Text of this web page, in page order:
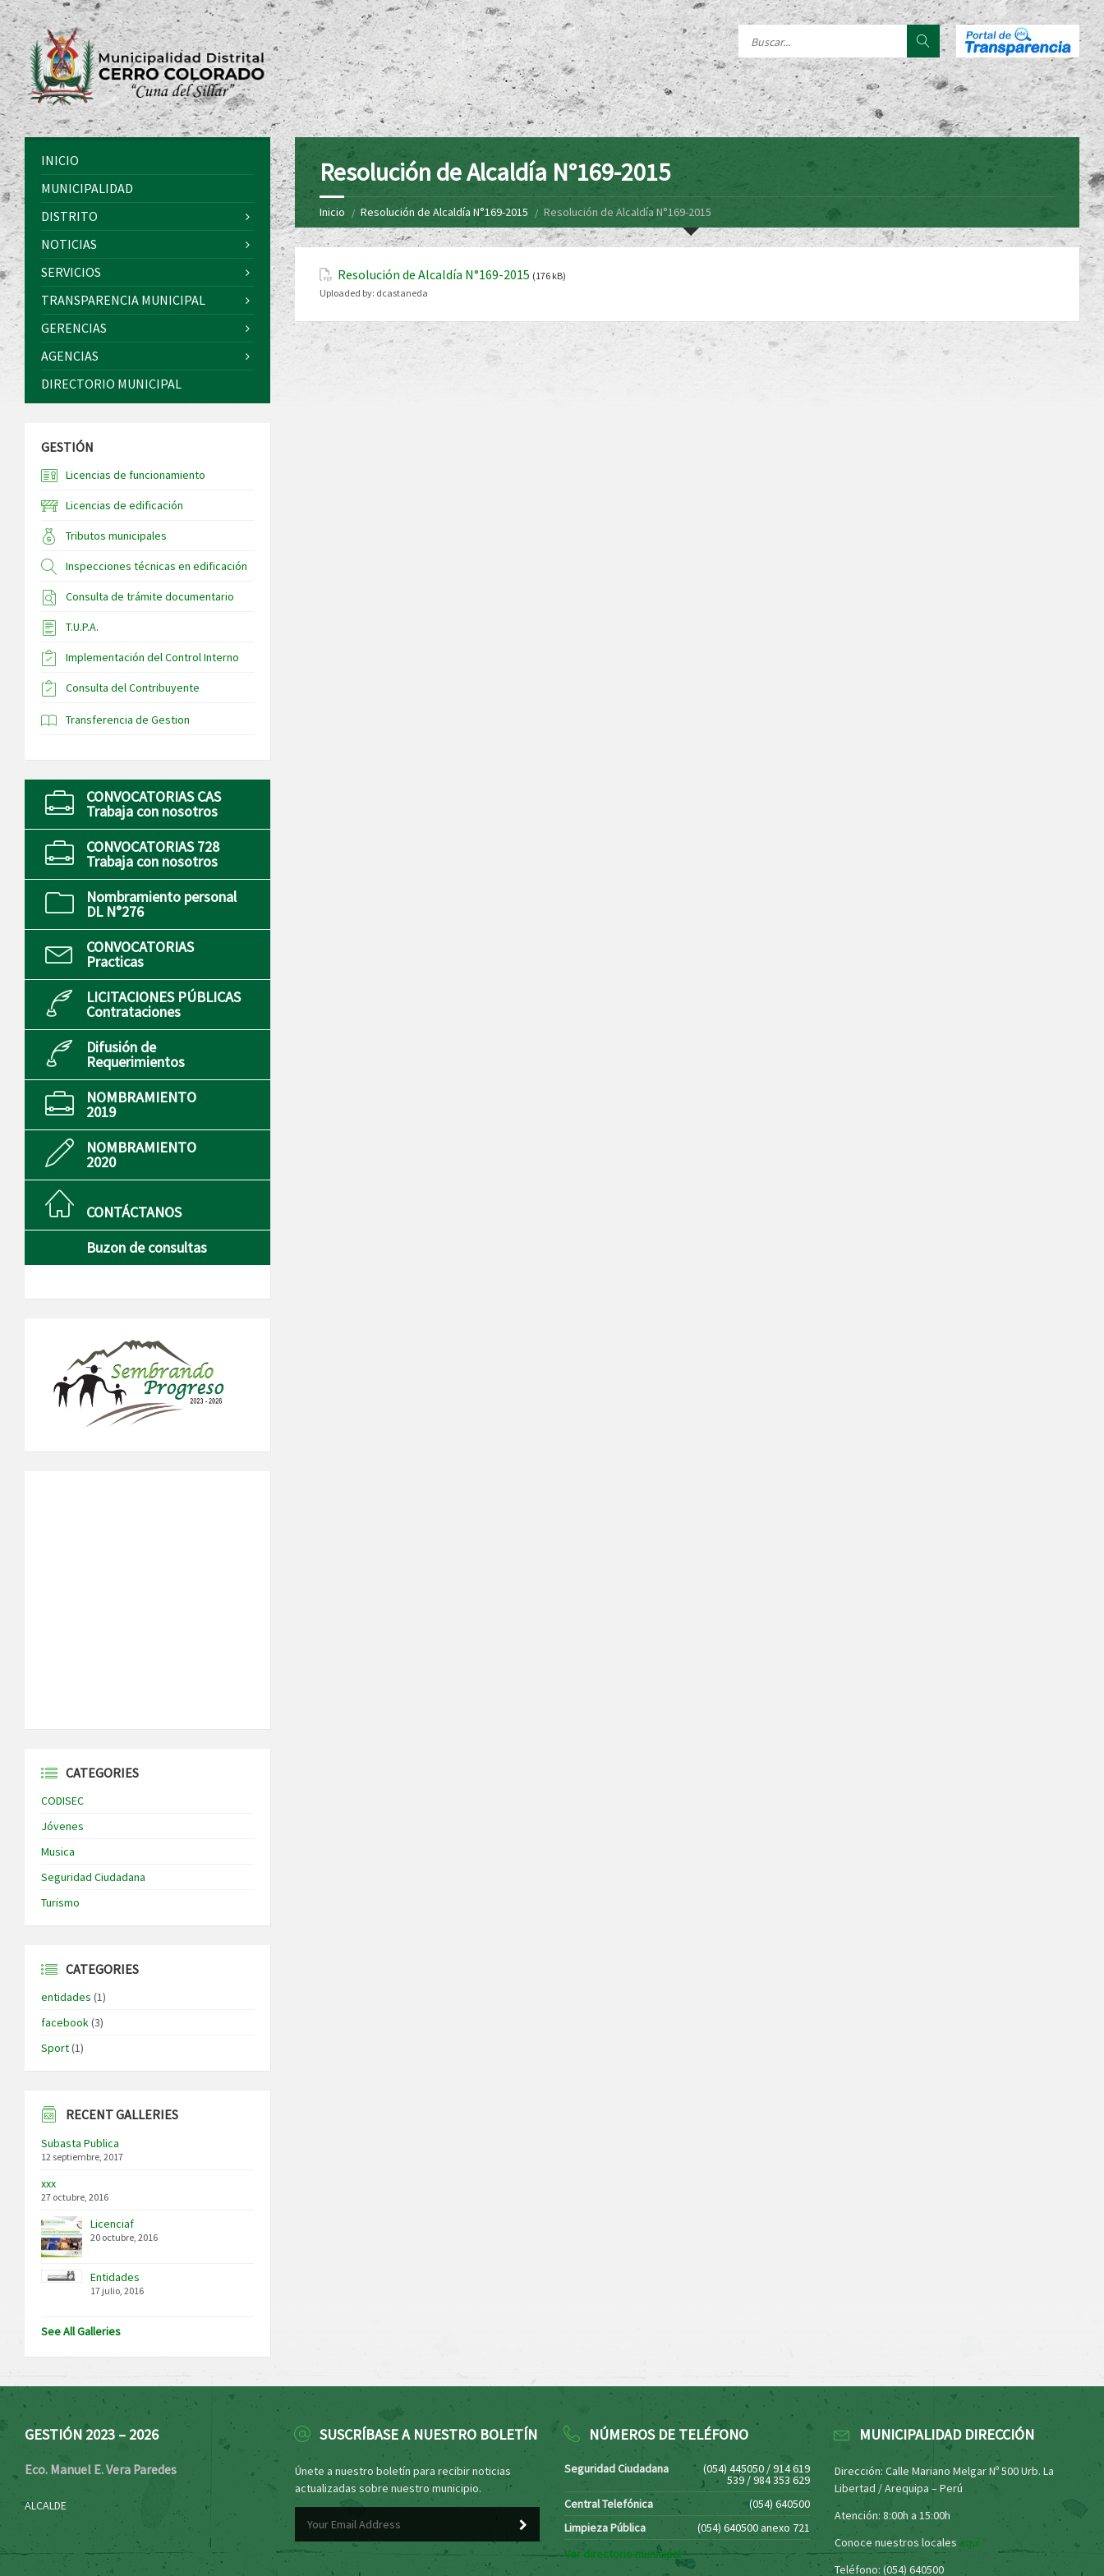
Resolución de Alcaldía N°169-2015
Inicio Resolución de Alcaldía N°169-2015 Resolución de Alcaldía N°169-2015
Resolución de Alcaldía N°169-2015 (176 kB)
Uploaded by: dcastaneda
INICIO
MUNICIPALIDAD
DISTRITO
NOTICIAS
SERVICIOS
TRANSPARENCIA MUNICIPAL
GERENCIAS
AGENCIAS
DIRECTORIO MUNICIPAL
GESTIÓN
Licencias de funcionamiento
Licencias de edificación
Tributos municipales
Inspecciones técnicas en edificación
Consulta de trámite documentario
T.U.P.A.
Implementación del Control Interno
Consulta del Contribuyente
Transferencia de Gestion
CONVOCATORIAS CAS
Trabaja con nosotros
CONVOCATORIAS 728
Trabaja con nosotros
Nombramiento personal
DL N°276
CONVOCATORIAS
Practicas
LICITACIONES PÚBLICAS
Contrataciones
Difusión de
Requerimientos
NOMBRAMIENTO
2019
NOMBRAMIENTO
2020
CONTÁCTANOS
Buzon de consultas
CATEGORIES
CODISEC
Jóvenes
Musica
Seguridad Ciudadana
Turismo
CATEGORIES
entidades (1)
facebook(3)
Sport(1)
RECENT GALLERIES
Subasta Publica
12 septiembre, 2017
xxx
27 octubre, 2016
Licenciaf
20 octubre, 2016
Entidades
17 julio, 2016
See All Galleries
GESTIÓN 2023 – 2026
Eco. Manuel E. Vera Paredes
ALCALDE
SUSCRÍBASE A NUESTRO BOLETÍN
Únete a nuestro boletín para recibir noticias
actualizadas sobre nuestro municipio.
NÚMEROS DE TELÉFONO
Seguridad Ciudadana (054) 445050 / 914 619
539 / 984 353 629
Central Telefónica
(054) 640500
Limpieza Pública
(054) 640500 anexo 721
Ver directorio municipal
MUNICIPALIDAD DIRECCIÓN
Dirección: Calle Mariano Melgar Nº 500 Urb. La
Libertad / Arequipa – Perú
Atención: 8:00h a 15:00h
Conoce nuestros locales aquí
Teléfono: (054) 640500